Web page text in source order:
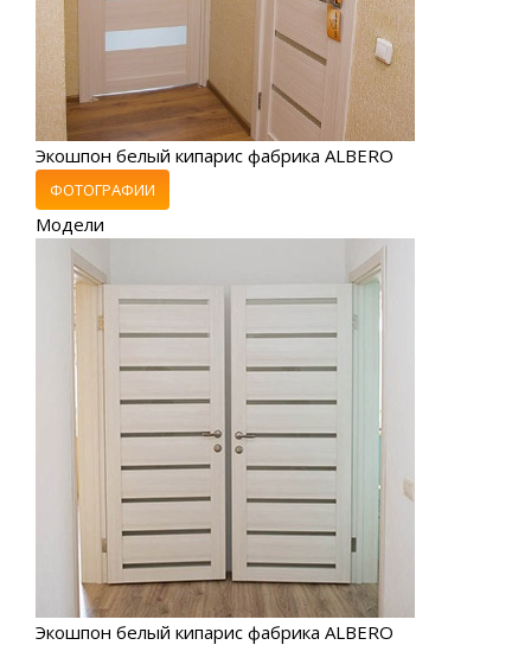
Экошпон белый кипарис фабрика ALBERO
ФОТОГРАФИИ
Модели
Экошпон белый кипарис фабрика ALBERO